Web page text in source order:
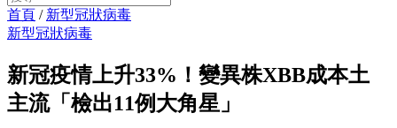
首頁 / 新型冠狀病毒
新型冠狀病毒
新冠疫情上升33%！變異株XBB成本土
主流「檢出11例大角星」